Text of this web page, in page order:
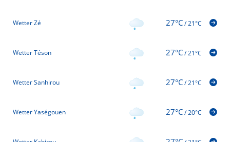
Wetter Zé 27°C/21°C
Wetter Téson 27°C/21°C
Wetter Sanhirou 27°C/21°C
Wetter Yaségouen 27°C/20°C